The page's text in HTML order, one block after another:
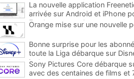
La nouvelle application
arrivée sur Android et iPhone
Freebox, testez la
Orange mise sur une nouvelle
Bonne surprise pour les
toute la Liga débarque sur
inclus
Sony Pictures Core débarque
avec des centaines de films et